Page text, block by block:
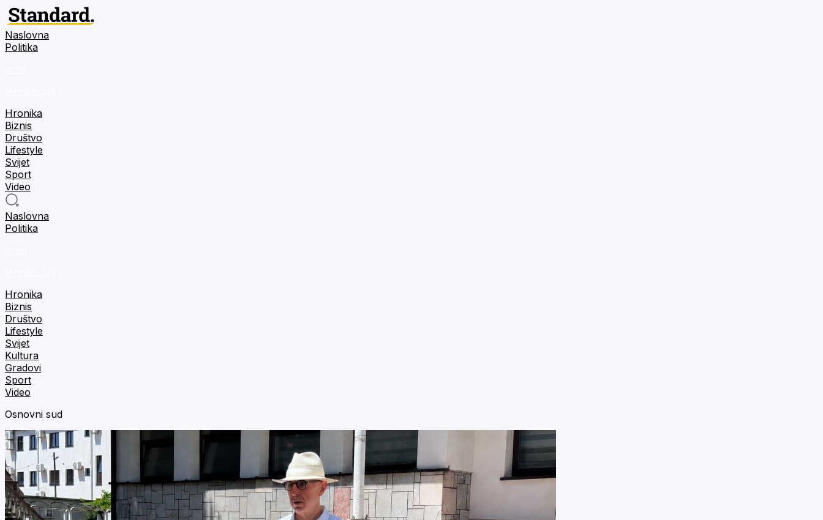
Naslovna
Politika
Hronika
Biznis
Društvo
Lifestyle
Svijet
Sport
Video
Naslovna
Politika
Hronika
Biznis
Društvo
Lifestyle
Svijet
Kultura
Gradovi
Sport
Video
Osnovni sud